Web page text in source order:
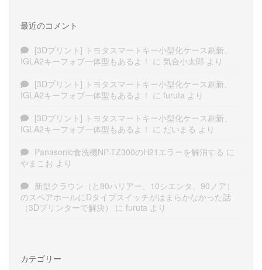
最近のコメント
[3Dプリント] トヨタスマートキー小型化ケース刷新、
IGLA2キーフォブ一体型もあるよ！ に 気合小太郎 より
[3Dプリント] トヨタスマートキー小型化ケース刷新、
IGLA2キーフォブ一体型もあるよ！ に furuta より
[3Dプリント] トヨタスマートキー小型化ケース刷新、
IGLA2キーフォブ一体型もあるよ！ に だいまる より
Panasonic食洗機NP-TZ300のH21エラーを解消する に
やまこお より
新型クラウン（と80ハリアー、10シエンタ、90ノア）
のスペアホールにDタイプスイッチがはまらかなかった話
（3Dプリンターで解決）
に furuta より
カテゴリー